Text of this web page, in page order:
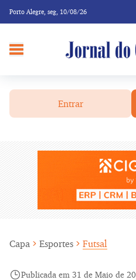
Porto Alegre, seg, 10/08/26
Entrar
Capa Esportes Futsal
Publicada em 31 de Maio de